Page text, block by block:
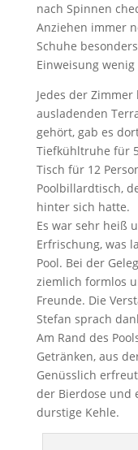
nach Spinnen
Anziehen immer
Schuhe
Einweisung
Jedes der
ausladenden
gehört, gab es
Tiefkühltruhe für
Tisch für 12
Poolbillardtisch,
hinter sich hatte.
Es war sehr heiß
Erfrischung, was
Pool. Bei der
ziemlich formlos
Freunde. Die
Stefan sprach
Am Rand des
Getränken, aus
Genüsslich
der Bierdose und
durstige Kehle.